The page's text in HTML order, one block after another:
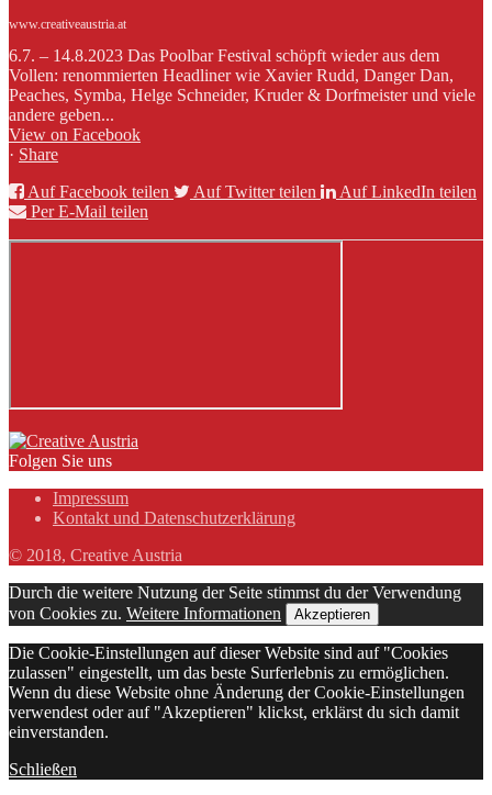
www.creativeaustria.at
6.7. – 14.8.2023 Das Poolbar Festival schöpft wieder aus dem
Vollen: renommierten Headliner wie Xavier Rudd, Danger Dan,
Peaches, Symba, Helge Schneider, Kruder & Dorfmeister und viele
andere geben...
View on Facebook
· Share
Auf Facebook teilen
Auf Twitter teilen
Auf LinkedIn teilen
Per E-Mail teilen
Folgen Sie uns
Impressum
Kontakt und Datenschutzerklärung
© 2018, Creative Austria
Durch die weitere Nutzung der Seite stimmst du der Verwendung
von Cookies zu. Weitere Informationen Akzeptieren
Die Cookie-Einstellungen auf dieser Website sind auf "Cookies
zulassen" eingestellt, um das beste Surferlebnis zu ermöglichen.
Wenn du diese Website ohne Änderung der Cookie-Einstellungen
verwendest oder auf "Akzeptieren" klickst, erklärst du sich damit
einverstanden.
Schließen